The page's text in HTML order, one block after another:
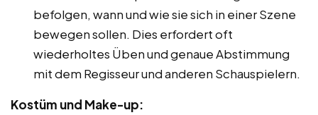
befolgen, wann und wie sie sich in einer Szene
bewegen sollen. Dies erfordert oft
wiederholtes Üben und genaue Abstimmung
mit dem Regisseur und anderen Schauspielern.
Kostüm und Make-up: